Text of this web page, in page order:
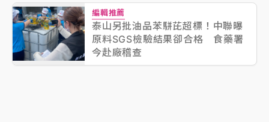
編輯推薦
泰山另批油品苯駢芘超標！中聯曝
原料SGS檢驗結果卻合格 食藥署
今赴廠稽查